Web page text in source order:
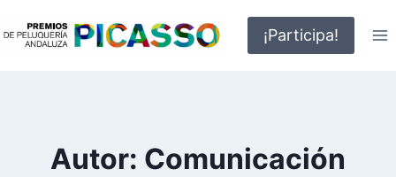
al
¡Participa!
Autor: Comunicación